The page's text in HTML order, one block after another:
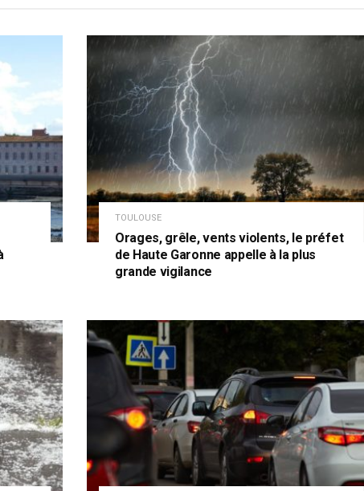
TOULOUSE
Orages, grêle, vents violents, le préfet
de Haute Garonne appelle à la plus
grande vigilance